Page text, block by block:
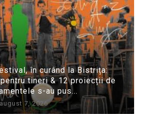
în curând la Bistrița:
tineri & 12 proiecții de
s-au pus...
august 7, 2026